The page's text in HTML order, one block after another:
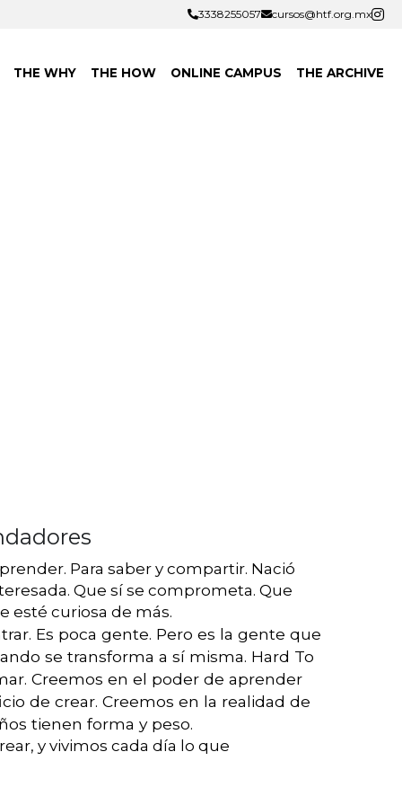
3338255057 cursos@htf.org.mx
3338255057 cursos@htf.org.mx
THE WHY THE HOW ONLINE CAMPUS THE ARCHIVE
Para saber y compartir. Nació
Que sí se comprometa. Que
esté curiosa de más.
Es poca gente. Pero es la gente que
se transforma a sí misma. Hard To
Creemos en el poder de aprender
de crear. Creemos en la realidad de
tienen forma y peso.
y vivimos cada día lo que